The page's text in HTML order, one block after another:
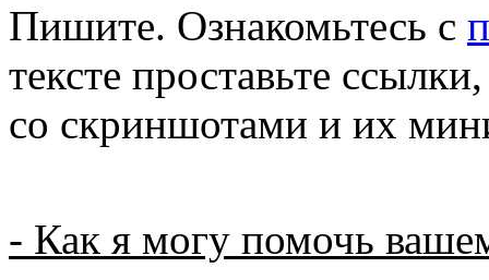
Пишите. Ознакомьтесь с
тексте проставьте
со скриншотами и их
- Как я могу помочь